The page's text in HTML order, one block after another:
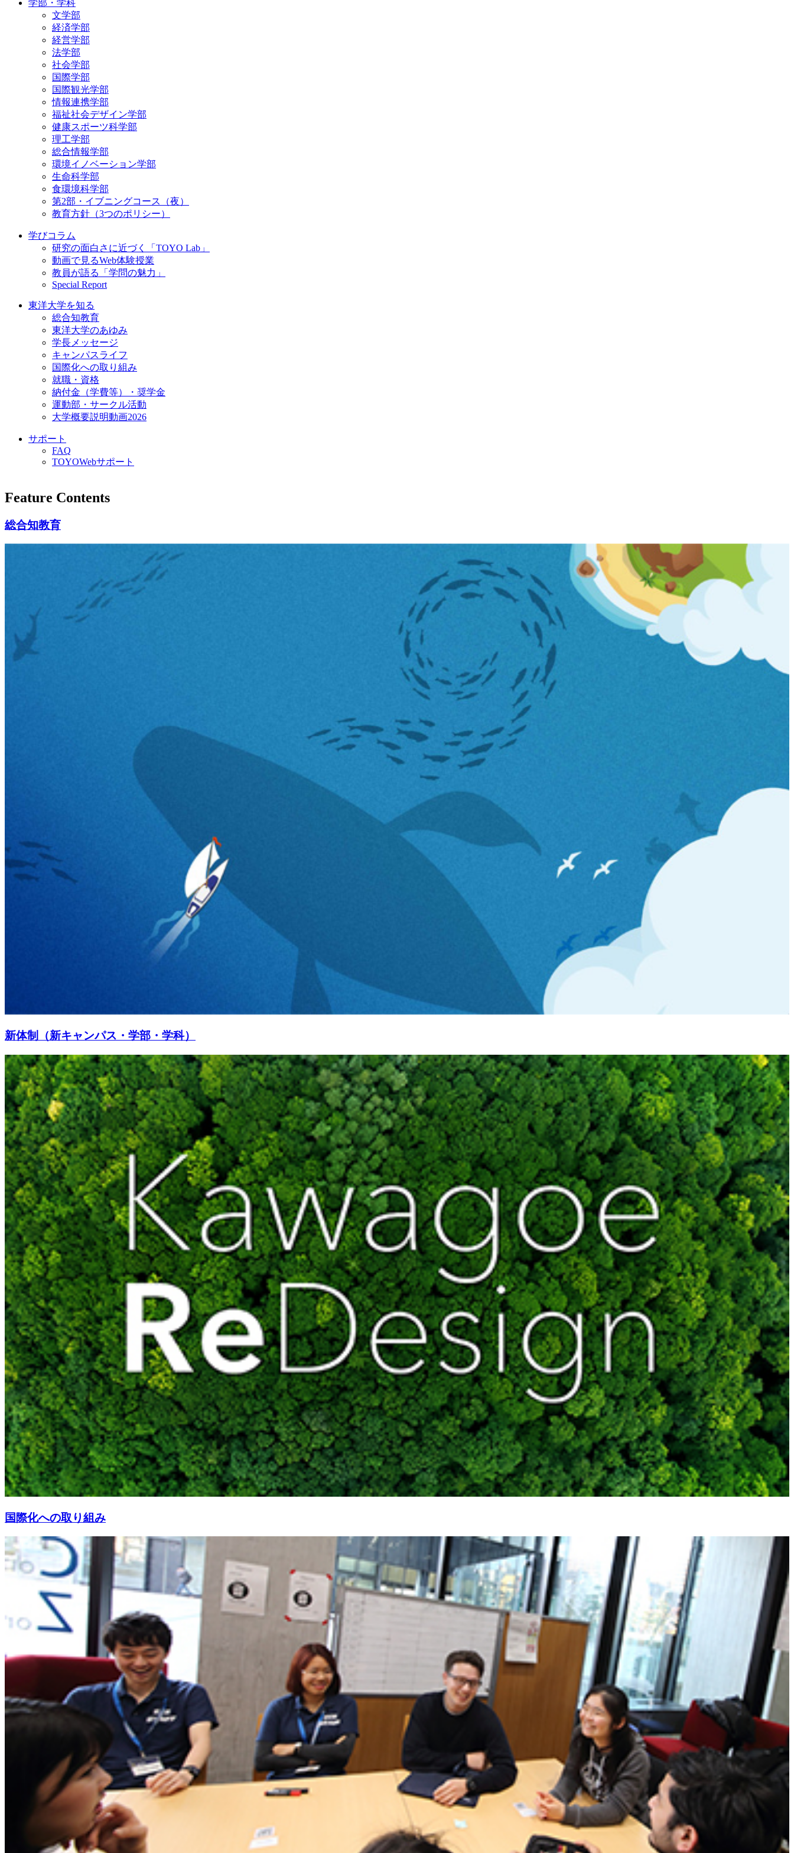
学部・学科
文学部
経済学部
経営学部
法学部
社会学部
国際学部
国際観光学部
情報連携学部
福祉社会デザイン学部
健康スポーツ科学部
理工学部
総合情報学部
環境イノベーション学部
生命科学部
食環境科学部
第2部・イブニングコース（夜）
教育方針（3つのポリシー）
学びコラム
研究の面白さに近づく「TOYO Lab」
動画で見るWeb体験授業
教員が語る「学問の魅力」
Special Report
東洋大学を知る
総合知教育
東洋大学のあゆみ
学長メッセージ
キャンパスライフ
国際化への取り組み
就職・資格
納付金（学費等）・奨学金
運動部・サークル活動
大学概要説明動画2026
サポート
FAQ
TOYOWebサポート
Feature Contents
総合知教育
新体制（新キャンパス・学部・学科）
国際化への取り組み